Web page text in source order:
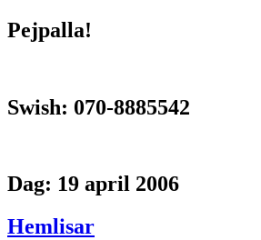
Pejpalla!
Swish: 070-8885542
Dag: 19 april 2006
Hemlisar